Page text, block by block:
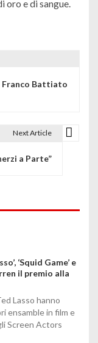
oro e di sangue.
Franco Battiato
Next Article
a Parte”
‘Squid Game’ e
il premio alla
Lasso hanno
ensamble in film e
Screen Actors